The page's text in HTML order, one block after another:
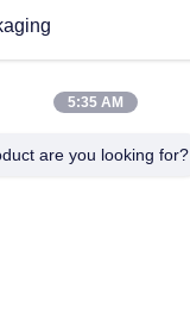
15322891631
5:35 AM
are you looking for?